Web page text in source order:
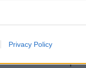
Privacy Policy
που δεν
μόνο η
τη